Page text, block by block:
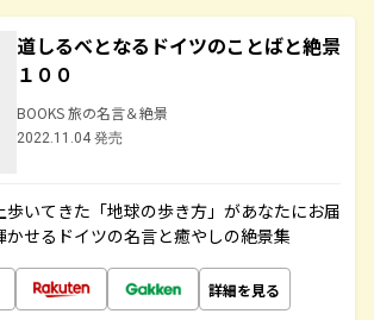
道しるべとなるドイツのことばと絶景
１００
BOOKS 旅の名言＆絶景
2022.11.04 発売
いてきた「地球の歩き方」があなたにお届
かせるドイツの名言と癒やしの絶景集
詳細を見る